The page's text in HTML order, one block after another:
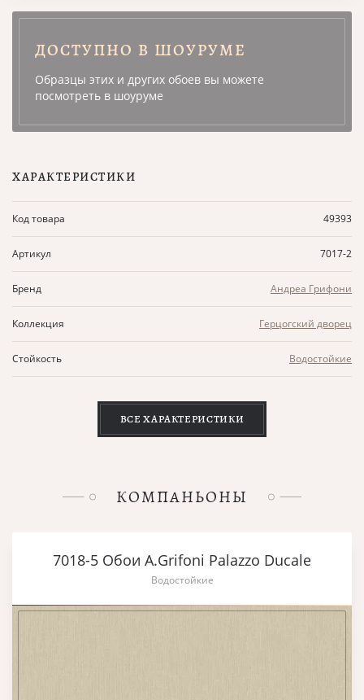
ДОСТУПНО В ШОУРУМЕ
Образцы этих и других обоев вы можете
посмотреть в шоуруме
ХАРАКТЕРИСТИКИ
Код товара 49393
Артикул 7017-2
Бренд Андреа Грифони
Коллекция Герцогский дворец
Стойкость Водостойкие
ВСЕ ХАРАКТЕРИСТИКИ
КОМПАНЬОНЫ
7018-5 Обои A.Grifoni Palazzo Ducale
Водостойкие